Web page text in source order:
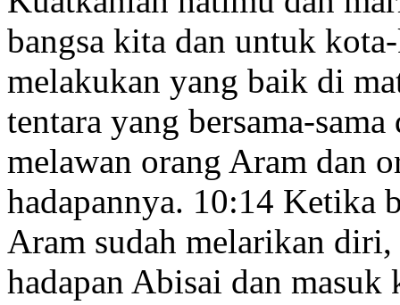
bangsa kita dan untuk
melakukan yang baik di
tentara yang bersama-
melawan orang Aram dan
hadapannya. 10:14 Ketika
Aram sudah melarikan
hadapan Abisai dan masuk